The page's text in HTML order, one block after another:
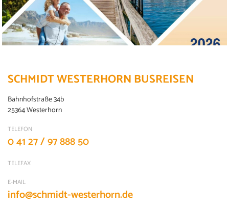
SCHMIDT WESTERHORN BUSREISEN
Bahnhofstraße 34b
25364 Westerhorn
TELEFON
0 41 27 / 97 888 50
TELEFAX
E-MAIL
info@schmidt-westerhorn.de